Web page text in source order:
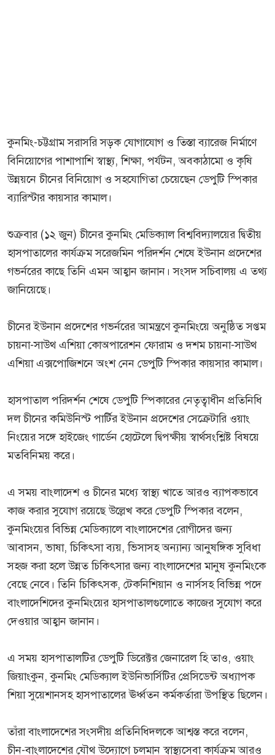
কুনমিং-চট্টগ্রাম সরাসরি সড়ক যোগাযোগ ও তিস্তা ব্যারেজ নির্মাণে
বিনিয়োগের পাশাপাশি স্বাস্থ্য, শিক্ষা, পর্যটন, অবকাঠামো ও কৃষি
উন্নয়নে চীনের বিনিয়োগ ও সহযোগিতা চেয়েছেন ডেপুটি স্পিকার
ব্যারিস্টার কায়সার কামাল।
শুক্রবার (১২ জুন) চীনের কুনমিং মেডিক্যাল বিশ্ববিদ্যালয়ের দ্বিতীয়
হাসপাতালের কার্যক্রম সরেজমিন পরিদর্শন শেষে ইউনান প্রদেশের
গভর্নরের কাছে তিনি এমন আহ্বান জানান। সংসদ সচিবালয় এ তথ্য
জানিয়েছে।
চীনের ইউনান প্রদেশের গভর্নরের আমন্ত্রণে কুনমিংয়ে অনুষ্ঠিত সপ্তম
চায়না-সাউথ এশিয়া কোঅপারেশন ফোরাম ও দশম চায়না-সাউথ
এশিয়া এক্সপোজিশনে অংশ নেন ডেপুটি স্পিকার কায়সার কামাল।
হাসপাতাল পরিদর্শন শেষে ডেপুটি স্পিকারের নেতৃত্বাধীন প্রতিনিধি
দল চীনের কমিউনিস্ট পার্টির ইউনান প্রদেশের সেক্রেটারি ওয়াং
নিংয়ের সঙ্গে হাইজেং গার্ডেন হোটেলে দ্বিপক্ষীয় স্বার্থসংশ্লিষ্ট বিষয়ে
মতবিনিময় করে।
এ সময় বাংলাদেশ ও চীনের মধ্যে স্বাস্থ্য খাতে আরও ব্যাপকভাবে
কাজ করার সুযোগ রয়েছে উল্লেখ করে ডেপুটি স্পিকার বলেন,
কুনমিংয়ের বিভিন্ন মেডিক্যালে বাংলাদেশের রোগীদের জন্য
আবাসন, ভাষা, চিকিৎসা ব্যয়, ভিসাসহ অন্যান্য আনুষঙ্গিক সুবিধা
সহজ করা হলে উন্নত চিকিৎসার জন্য বাংলাদেশের মানুষ কুনমিংকে
বেছে নেবে। তিনি চিকিৎসক, টেকনিশিয়ান ও নার্সসহ বিভিন্ন পদে
বাংলাদেশিদের কুনমিংয়ের হাসপাতালগুলোতে কাজের সুযোগ করে
দেওয়ার আহ্বান জানান।
এ সময় হাসপাতালটির ডেপুটি ডিরেক্টর জেনারেল হি তাও, ওয়াং
জিয়াংকুন, কুনমিং মেডিক্যাল ইউনিভার্সিটির প্রেসিডেন্ট অধ্যাপক
শিয়া সুয়েশানসহ হাসপাতালের ঊর্ধ্বতন কর্মকর্তারা উপস্থিত ছিলেন।
তাঁরা বাংলাদেশের সংসদীয় প্রতিনিধিদলকে আশ্বস্ত করে বলেন,
চীন-বাংলাদেশের যৌথ উদ্যোগে চলমান স্বাস্থ্যসেবা কার্যক্রম আরও